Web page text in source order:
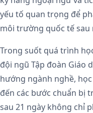
yếu tố quan trọng để
môi trường quốc tế sau
Trong suốt quá trình
đội ngũ Tập đoàn Giáo
hướng ngành nghề,
đến các bước chuẩn bị
sau 21 ngày không chỉ